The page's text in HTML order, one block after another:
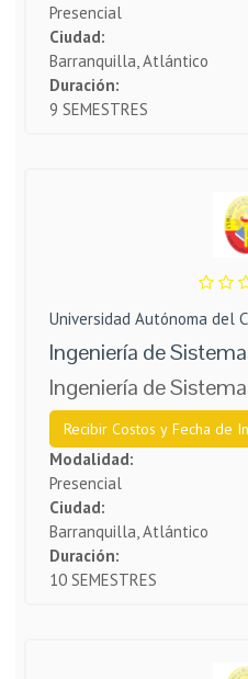
Presencial
Ciudad:
Barranquilla, Atlántico
Duración:
9 SEMESTRES
Universidad Autónoma del
Ingeniería de
Ingeniería de
Recibir Costos y Fecha de
Modalidad:
Presencial
Ciudad:
Barranquilla, Atlántico
Duración:
10 SEMESTRES